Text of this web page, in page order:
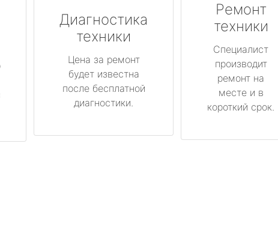
Диагностика
техники
Цена за ремонт
будет известна
после бесплатной
диагностики.
Ремонт
техники
Специалист
производит
ремонт на
месте и в
короткий срок.